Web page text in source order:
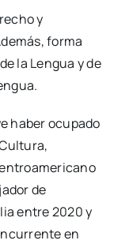
y
forma
la Lengua y de
haber ocupado
de
entre 2020 y
en